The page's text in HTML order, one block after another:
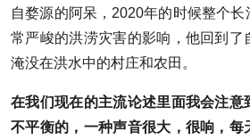
自婺源的阿呆，2020年的时候整个
常严峻的洪涝灾害的影响，他回到了
淹没在洪水中的村庄和农田。
在我们现在的主流论述里面我会注意
不平衡的，一种声音很大，很响，每